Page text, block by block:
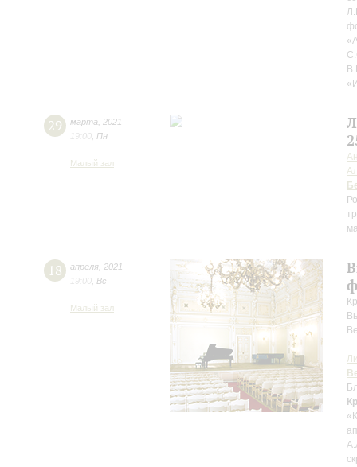
29 марта
2021
19:00 Пн
Малый зал
18 апреля 2021
19:00 Вс
Малый зал